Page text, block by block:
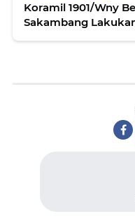
Koramil 1901/Wny
Sakambang